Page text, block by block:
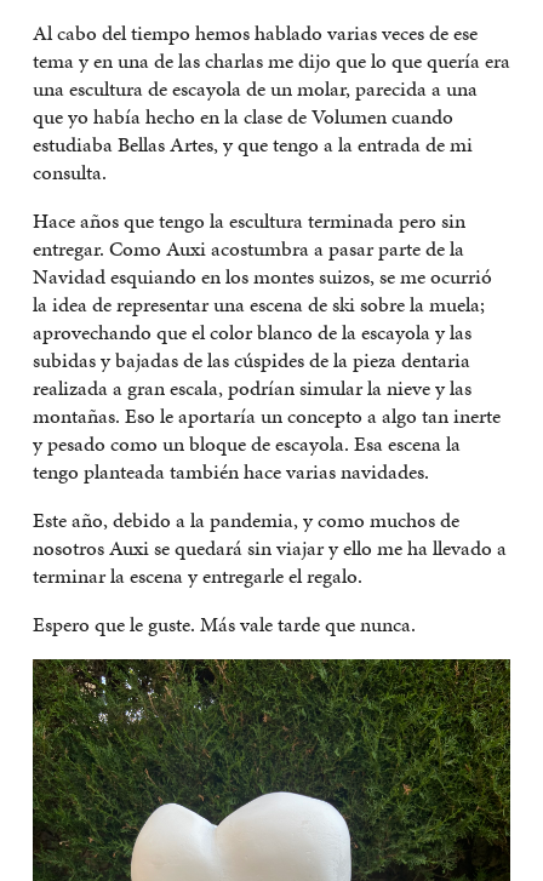
Al cabo del tiempo hemos hablado varias veces de ese
tema y en una de las charlas me dijo que lo que quería era
una escultura de escayola de un molar, parecida a una
que yo había hecho en la clase de Volumen cuando
estudiaba Bellas Artes, y que tengo a la entrada de mi
consulta.
Hace años que tengo la escultura terminada pero sin
entregar. Como Auxi acostumbra a pasar parte de la
Navidad esquiando en los montes suizos, se me ocurrió
la idea de representar una escena de ski sobre la muela;
aprovechando que el color blanco de la escayola y las
subidas y bajadas de las cúspides de la pieza dentaria
realizada a gran escala, podrían simular la nieve y las
montañas. Eso le aportaría un concepto a algo tan inerte
y pesado como un bloque de escayola. Esa escena la
tengo planteada también hace varias navidades.
Este año, debido a la pandemia, y como muchos de
nosotros Auxi se quedará sin viajar y ello me ha llevado a
terminar la escena y entregarle el regalo.
Espero que le guste. Más vale tarde que nunca.